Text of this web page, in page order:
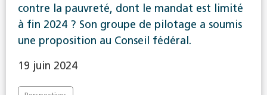
contre la pauvreté, dont le mandat est limité
à fin 2024 ? Son groupe de pilotage a soumis
une proposition au Conseil fédéral.
19 juin 2024